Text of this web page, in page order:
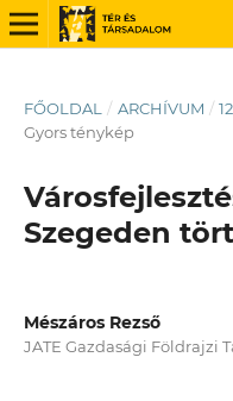
FŐOLDAL / ARCHÍVUM /
Gyors ténykép
Szegeden
Mészáros Rezső
JATE Gazdasági Földrajzi